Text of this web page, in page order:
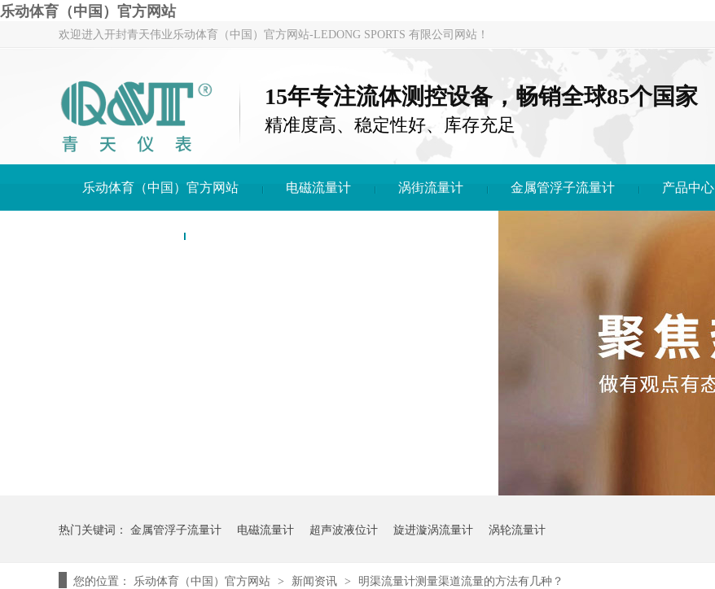
乐动体育（中国）官方网站
欢迎进入开封青天伟业乐动体育（中国）官方网站-LEDONG SPORTS 有限公司网站！
15年专注流体测控设备，畅销全球85个国家
精准度高、稳定性好、库存充足
乐动体育（中国）官方网站 电磁流量计 涡街流量计 金属管浮子流量计 产品中心
热门关键词： 金属管浮子流量计 电磁流量计 超声波液位计 旋进漩涡流量计 涡轮流量计
您的位置： 乐动体育（中国）官方网站 > 新闻资讯 > 明渠流量计测量渠道流量的方法有几种？